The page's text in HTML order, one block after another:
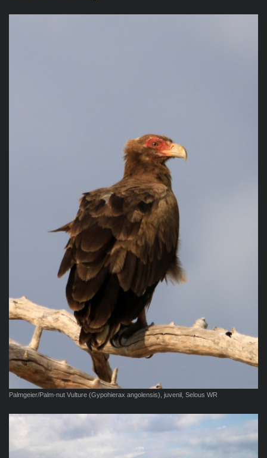
Palmgeier/Palm-nut Vulture (Gypohierax angolensis), juvenil, Selous WR